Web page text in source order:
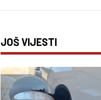
JOŠ VIJESTI